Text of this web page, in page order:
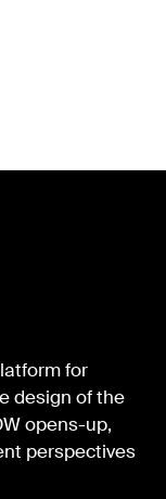
for
design of the
opens-up,
perspectives